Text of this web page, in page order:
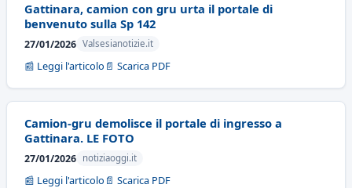
Gattinara, camion con gru urta il portale di
benvenuto sulla Sp 142
27/01/2026 Valsesianotizie.it
📰 Leggi l'articolo 📄 Scarica PDF
Camion-gru demolisce il portale di ingresso a
Gattinara. LE FOTO
27/01/2026 notiziaoggi.it
📰 Leggi l'articolo 📄 Scarica PDF